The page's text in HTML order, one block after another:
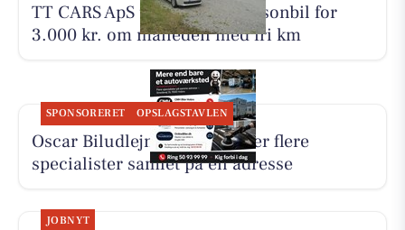
TT CARS ApS udlejer lille personbil for
3.000 kr. om måneden med fri km
SPONSORERET OPSLAGSTAVLEN
Oscar Biludlejning fremhæver flere
specialister samlet på én adresse
JOBNYT